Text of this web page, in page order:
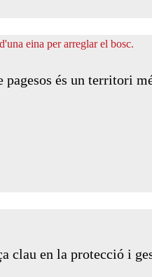
és un territori
clau en la protecció i